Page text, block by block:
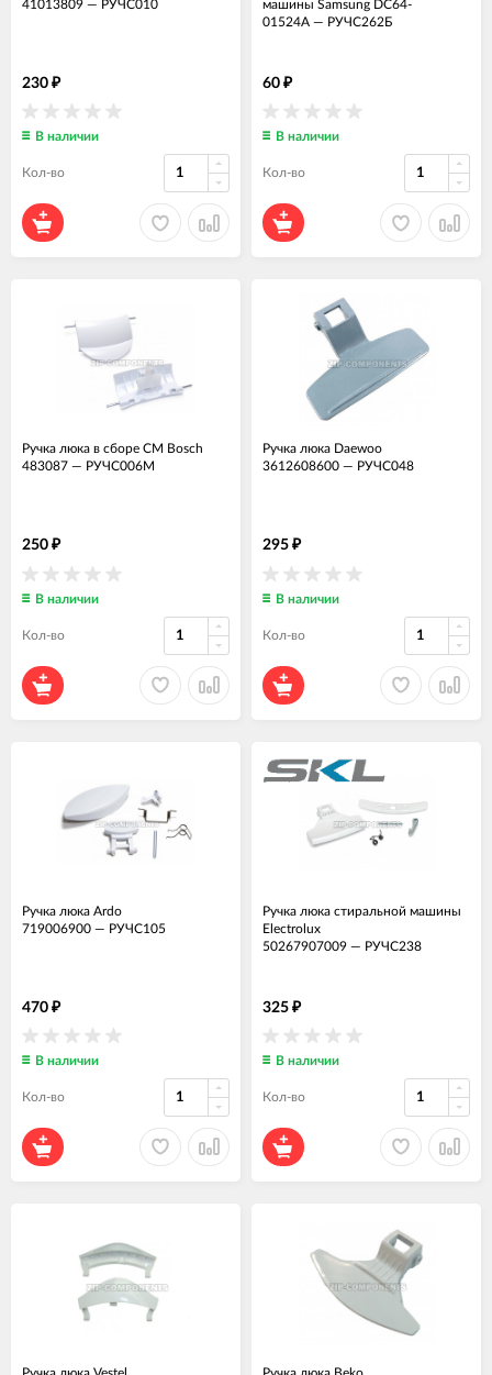
41013809 — РУЧС010
230 ₽
В наличии
Кол-во
машины Samsung DC64-
01524A — РУЧС262Б
60 ₽
В наличии
Кол-во
Ручка люка в сборе СМ Bosch
483087 — РУЧС006М
250 ₽
В наличии
Кол-во
Ручка люка Daewoo
3612608600 — РУЧС048
295 ₽
В наличии
Кол-во
Ручка люка Ardo
719006900 — РУЧС105
470 ₽
В наличии
Кол-во
Ручка люка стиральной машины
Electrolux
50267907009 — РУЧС238
325 ₽
В наличии
Кол-во
Ручка люка Vestel
Ручка люка Beko